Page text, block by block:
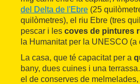
del Delta de l'Ebre (25
quilòmetres), el riu Ebre (tres
pescar i les coves de pintures
la Humanitat per la UNESCO
La casa, que té capacitat per a
bany, dues cuines i una
el de conserves de